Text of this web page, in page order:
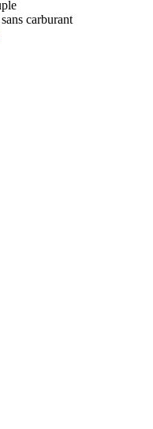
carburant